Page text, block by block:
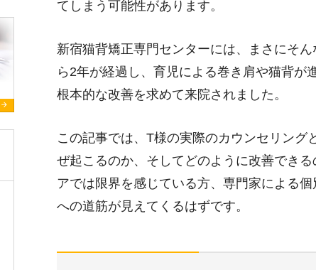
てしまう可能性があります。
新宿猫背矯正専門センターには、まさにそ
ら2年が経過し、育児による巻き肩や猫背
根本的な改善を求めて来院されました。
この記事では、T様の実際のカウンセリン
ぜ起こるのか、そしてどのように改善でき
アでは限界を感じている方、専門家による
への道筋が見えてくるはずです。
arrow_forward